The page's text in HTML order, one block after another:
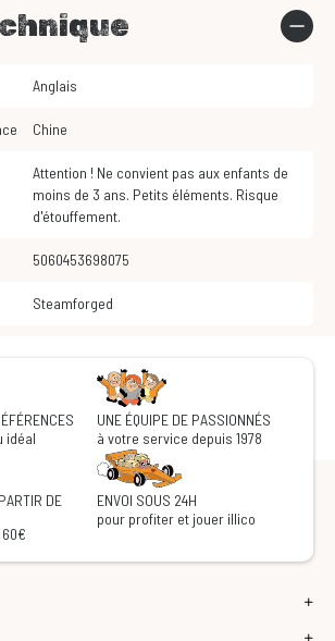
Anglais
Chine
Attention ! Ne convient pas aux enfants de
moins de 3 ans. Petits éléments. Risque
d'étouffement.
5060453698075
Steamforged
idéal
UNE ÉQUIPE DE PASSIONNÉS
à votre service depuis 1978
DE
ENVOI SOUS 24H
pour profiter et jouer illico